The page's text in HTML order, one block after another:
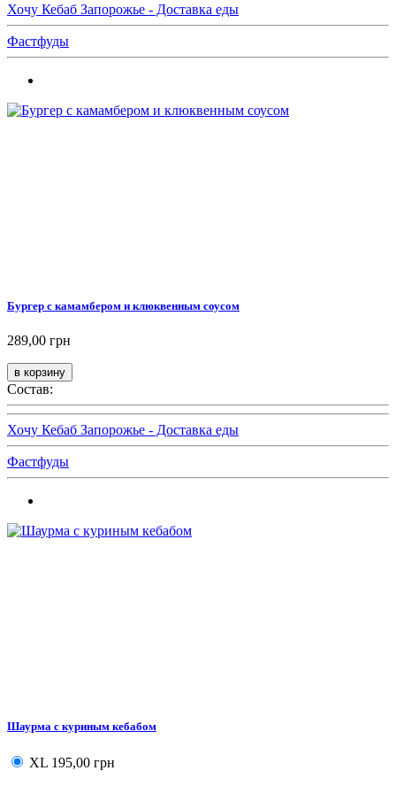
Хочу Кебаб Запорожье - Доставка еды
Фастфуды
Бургер с камамбером и клюквенным соусом
289,00 грн
Состав:
Хочу Кебаб Запорожье - Доставка еды
Фастфуды
Шаурма с куриным кебабом
XL 195,00 грн